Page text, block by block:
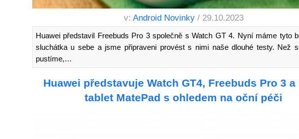
v: Android Novinky / 29.10.2023
Huawei představil Freebuds Pro 3 společně s Watch GT 4. Nyní máme tyto
sluchátka u sebe a jsme připraveni provést s nimi naše dlouhé testy. Než
pustíme,…
Huawei představuje Watch GT4, Freebuds Pro 3
tablet MatePad s ohledem na oční péči